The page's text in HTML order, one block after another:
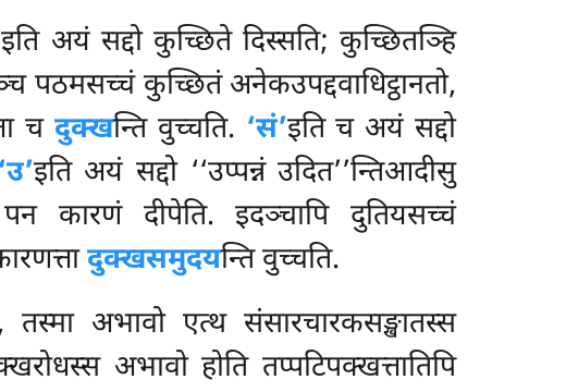
इति अयं सद्दो कुच्छिते दिस्सति; कुच्छितञ्हि
पठमसच्चं कुच्छितं अनेकउपद्दवाधिट्ठानतो,
च दुक्खन्ति वुच्चति. ‘सं’इति च अयंसद्दो
‘उ’इति अयं सद्दो ‘‘उप्पन्नं उदित’’न्तिआदीसु
पन कारणं दीपेति. इदञ्चापि दुतियसच्चं
दुक्खसमुदयन्ति वुच्चति.
तस्मा अभावो एत्थ संसारचारकसङ्खातस्स
अभावो होति तप्पटिपक्खत्तातिपि